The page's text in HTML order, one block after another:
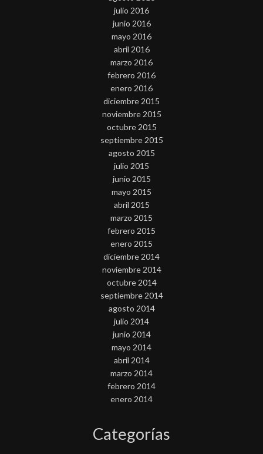
julio 2016
junio 2016
mayo 2016
abril 2016
marzo 2016
febrero 2016
enero 2016
diciembre 2015
noviembre 2015
octubre 2015
septiembre 2015
agosto 2015
julio 2015
junio 2015
mayo 2015
abril 2015
marzo 2015
febrero 2015
enero 2015
diciembre 2014
noviembre 2014
octubre 2014
septiembre 2014
agosto 2014
julio 2014
junio 2014
mayo 2014
abril 2014
marzo 2014
febrero 2014
enero 2014
Categorías